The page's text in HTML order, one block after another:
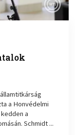
a Honvédelmi
a
Schmidt ...